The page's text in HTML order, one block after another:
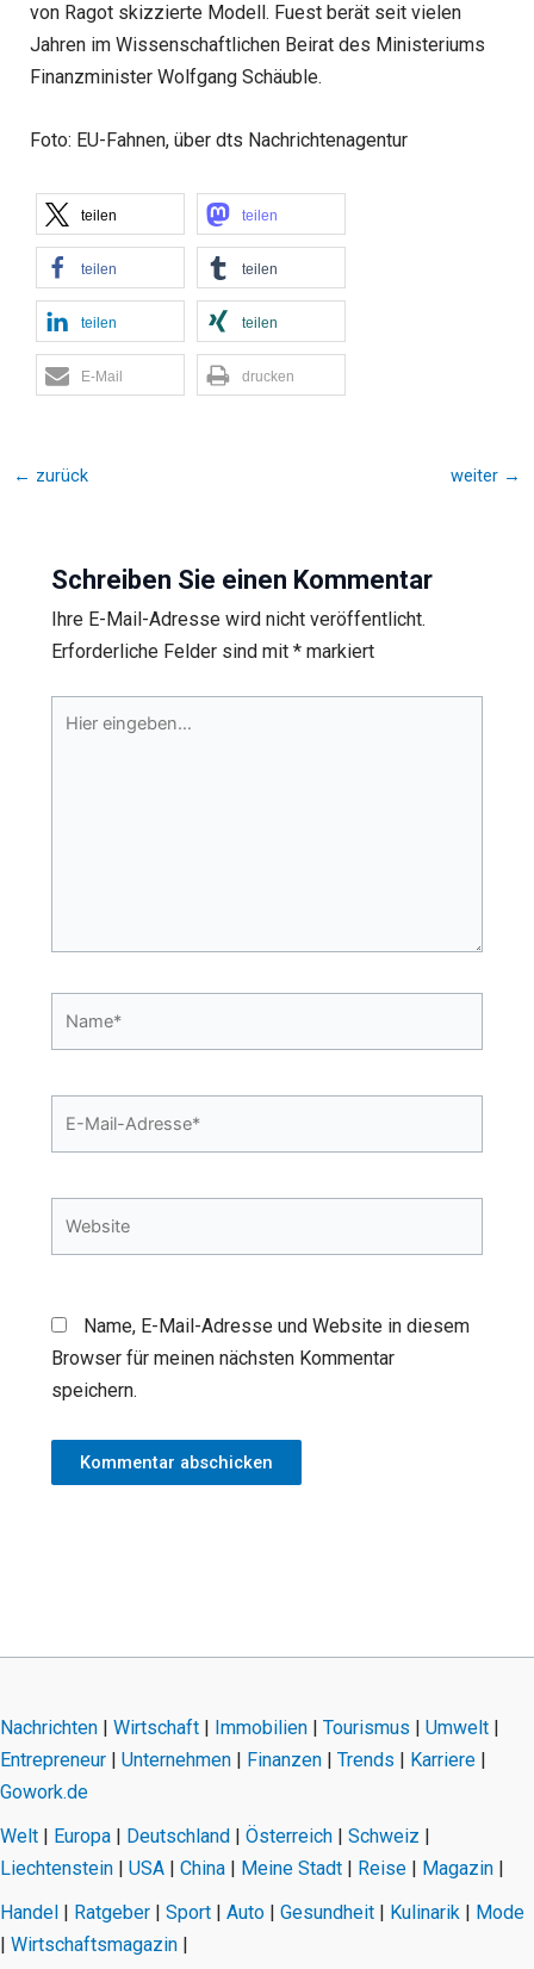
von Ragot skizzierte Modell. Fuest berät seit vielen
Jahren im Wissenschaftlichen Beirat des Ministeriums
Finanzminister Wolfgang Schäuble.
Foto: EU-Fahnen, über dts Nachrichtenagentur
teilen teilen
teilen teilen
teilen teilen
E-Mail drucken
← zurück weiter →
Schreiben Sie einen Kommentar
Ihre E-Mail-Adresse wird nicht veröffentlicht.
Erforderliche Felder sind mit *markiert
Name, E-Mail-Adresse und Website in diesem
Browser für meinen nächsten Kommentar
speichern.
Nachrichten | Wirtschaft | Immobilien | Tourismus | Umwelt |
Entrepreneur | Unternehmen | Finanzen | Trends | Karriere |
Gowork.de
Welt | Europa | Deutschland | Österreich | Schweiz |
Liechtenstein | USA | China | Meine Stadt | Reise | Magazin |
Handel | Ratgeber | Sport | Auto | Gesundheit | Kulinarik | Mode
| Wirtschaftsmagazin |